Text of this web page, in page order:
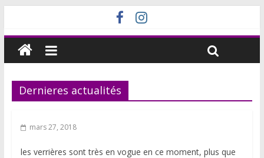
Dernieres actualités
mars 27, 2018
les verrières sont très en vogue en ce moment, plus que